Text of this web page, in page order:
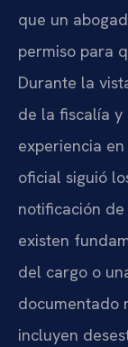
que un
permiso para
Durante la
de la fiscalía y
experiencia
oficial siguió
notificación
existen
del cargo o
documentado
incluyen